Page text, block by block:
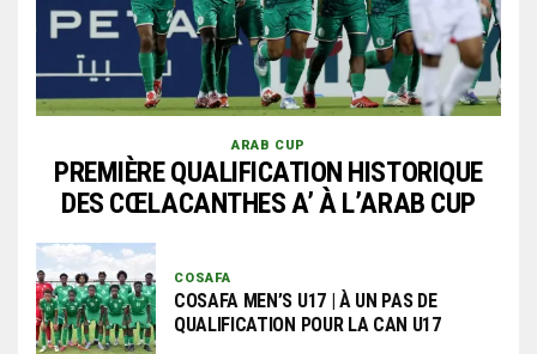
ARAB CUP
PREMIÈRE QUALIFICATION HISTORIQUE
DES CŒLACANTHES A’ À L’ARAB CUP
COSAFA
COSAFA MEN’S U17 | À UN PAS DE
QUALIFICATION POUR LA CAN U17